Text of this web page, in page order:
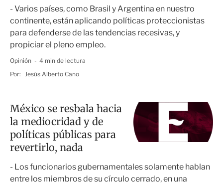
- Varios países, como Brasil y Argentina en nuestro
continente, están aplicando políticas proteccionistas
para defenderse de las tendencias recesivas, y
propiciar el pleno empleo.
Opinión
4 min de lectura
Por: Jesús Alberto Cano
México se resbala hacia
la mediocridad y de
políticas públicas para
revertirlo, nada
- Los funcionarios gubernamentales solamente hablan
entre los miembros de su círculo cerrado, en una